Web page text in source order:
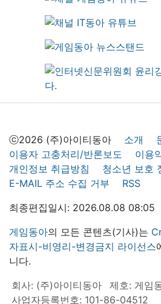
ⓒ2026 (주)아이티동아 소개
이용자 고충처리/반론보도
이용
개인정보 취급방침
청소년 보호
E-MAIL 주소 수집 거부
RSS
최종편집일시: 2026.08.08 08:05
게임동아의 모든 콘텐츠(기사)는
자표시-비영리-변경금지 라이선스
니다.
회사: (주)아이티동아
제호: 게임
사업자등록번호: 101-86-04512